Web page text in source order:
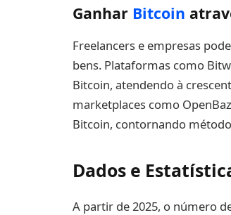
Ganhar Bitcoin
Freelancers e empresas
bens. Plataformas como
Bitcoin, atendendo à
marketplaces como
Bitcoin, contornando
Dados e
A partir de 2025, o número